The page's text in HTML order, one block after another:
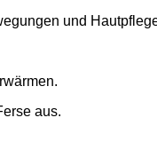
und
aus.